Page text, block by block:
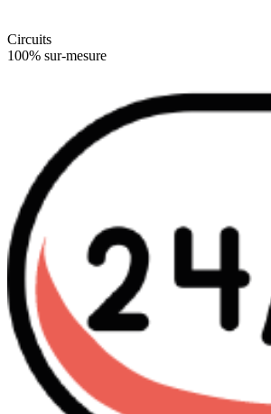
Circuits
100% sur-mesure